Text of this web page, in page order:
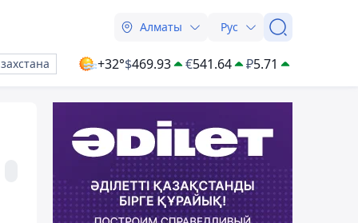
Алматы Рус
+32°$469.93 €541.64 ₽5.71